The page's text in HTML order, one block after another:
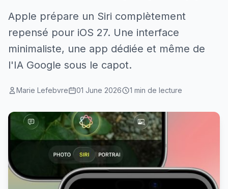
Apple prépare un Siri complètement
repensé pour iOS 27. Une interface
minimaliste, une app dédiée et même de
l'IA Google sous le capot.
Marie Lefebvre 01 June 2026 1 min de lecture